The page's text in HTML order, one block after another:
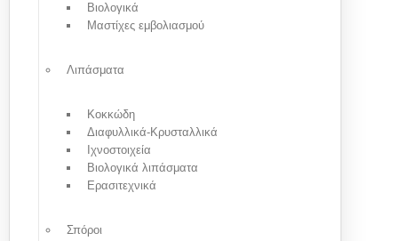
Βιολογικά
Μαστίχες εμβολιασμού
Λιπάσματα
Κοκκώδη
Διαφυλλικά-Κρυσταλλικά
Ιχνοστοιχεία
Βιολογικά λιπάσματα
Ερασιτεχνικά
Σπόροι